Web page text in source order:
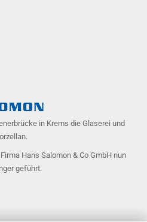
in Krems die Glaserei und
Hans Salomon & Co GmbH nun
geführt.